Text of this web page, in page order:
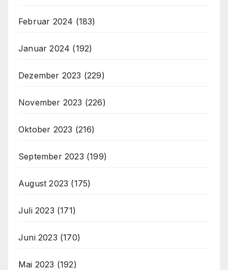
Februar 2024 (183)
Januar 2024 (192)
Dezember 2023 (229)
November 2023 (226)
Oktober 2023 (216)
September 2023 (199)
August 2023 (175)
Juli 2023 (171)
Juni 2023 (170)
Mai 2023 (192)